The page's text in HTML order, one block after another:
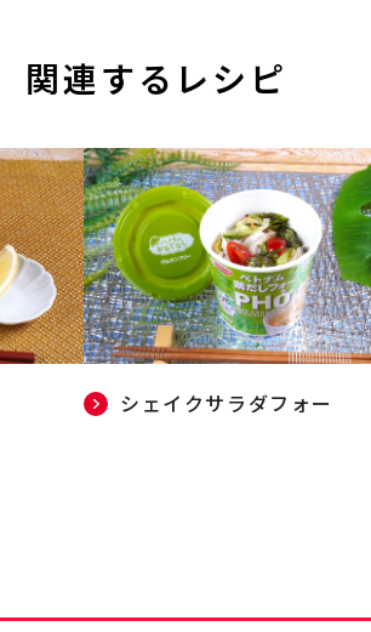
関連するレシピ
シェイクサラダフォー